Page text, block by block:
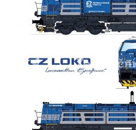
Previous